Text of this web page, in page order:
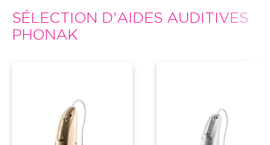
SÉLECTION D'AIDES AUDITIVES
PHONAK